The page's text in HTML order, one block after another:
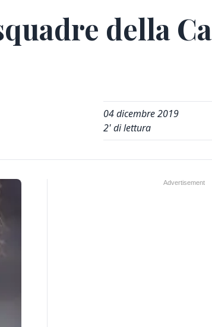
della
04 dicembre 2019
2' di lettura